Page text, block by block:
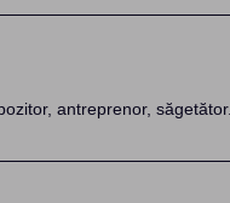
antreprenor, săgetător.